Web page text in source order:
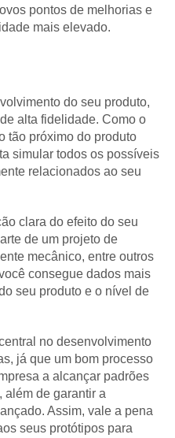
pontos de melhorias e
mais elevado.
do seu produto,
alta fidelidade. Como o
tão próximo do produto
simular todos os possíveis
relacionados ao seu
clara do efeito do seu
de um projeto de
mecânico, entre outros
consegue dados mais
seu produto e o nível de
no desenvolvimento
já que um bom processo
a alcançar padrões
além de garantir a
Assim, vale a pena
seus protótipos para